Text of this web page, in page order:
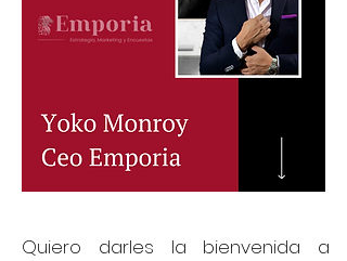
Quiero darles la bienvenida a